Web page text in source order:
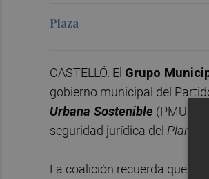
Plaza
CASTELLÓ. El Grupo
gobierno municipal del
Urbana Sostenible (PMUS),
seguridad jurídica del Plan
La coalición recuerda que el